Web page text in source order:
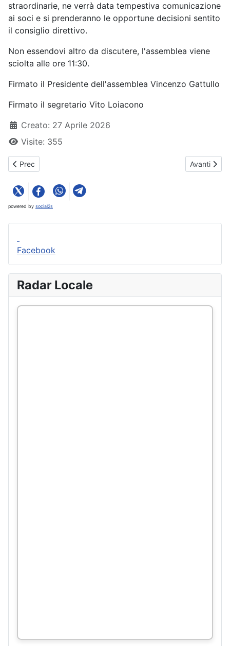
straordinarie, ne verrà data tempestiva comunicazione
ai soci e si prenderanno le opportune decisioni sentito
il consiglio direttivo.
Non essendovi altro da discutere, l'assemblea viene
sciolta alle ore 11:30.
Firmato il Presidente dell'assemblea Vincenzo Gattullo
Firmato il segretario Vito Loiacono
Creato: 27 Aprile 2026
Visite: 355
Articolo precedente: Radar Locale
Prec Articolo
Avanti
powered by social2s
Facebook
Radar Locale